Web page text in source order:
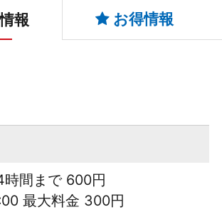
報 お得情報
時間まで 600円
最大料金 300円